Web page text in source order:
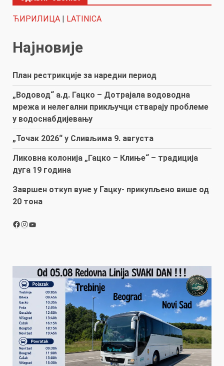
ЋИРИЛИЦА | LATINICA
Најновије
План рестрикције за наредни период
„Водовод“ а.д. Гацко – Дотрајала водоводна
мрежа и нелегални прикључци стварају проблеме
у водоснабдијевању
„Точак 2026“ у Сливљима 9. августа
Ликовна колонија „Гацко – Клиње“ – традиција
дуга 19 година
Завршен откуп вуне у Гацку- прикупљено више од
20 тона
Facebook
Instagram
YouTube